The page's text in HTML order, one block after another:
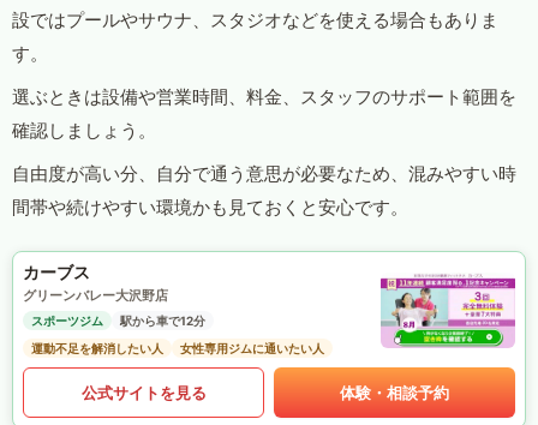
設ではプールやサウナ、スタジオなどを使える場合もありま
す。
選ぶときは設備や営業時間、料金、スタッフのサポート範囲を
確認しましょう。
自由度が高い分、自分で通う意思が必要なため、混みやすい時
間帯や続けやすい環境かも見ておくと安心です。
カーブス
グリーンバレー大沢野店
スポーツジム
駅から車で12分
運動不足を解消したい人
女性専用ジムに通いたい人
公式サイトを見る 体験・相談予約